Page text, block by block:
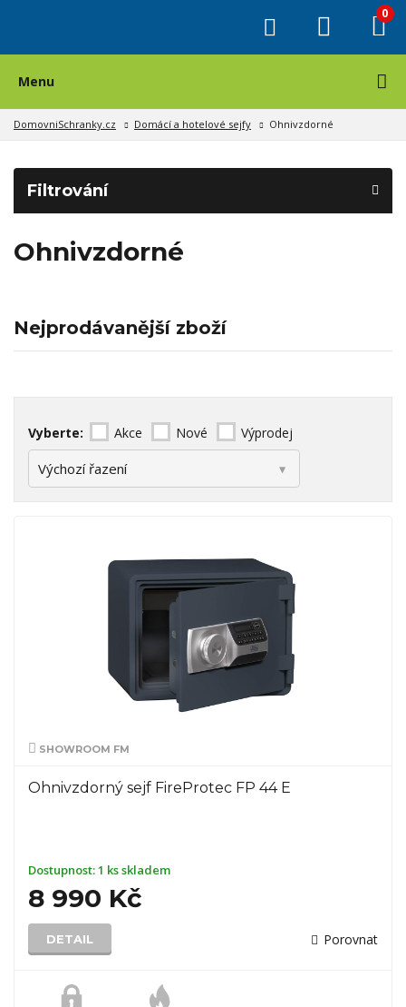
0
Menu
DomovniSchranky.cz Domácí a hotelové sejfy Ohnivzdorné
Filtrování
Ohnivzdorné
Nejprodávanější zboží
Vyberte: Akce Nové Výprodej
SHOWROOM FM
Ohnivzdorný sejf FireProtec FP 44 E
Dostupnost:1 ks skladem
8 990 Kč
DETAIL Porovnat